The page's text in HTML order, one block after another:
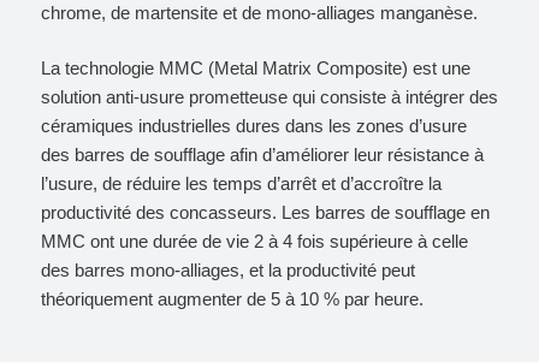
chrome, de martensite et de mono-alliages manganèse.
La technologie MMC (Metal Matrix Composite) est une
solution anti-usure prometteuse qui consiste à intégrer des
céramiques industrielles dures dans les zones d’usure
des barres de soufflage afin d’améliorer leur résistance à
l’usure, de réduire les temps d’arrêt et d’accroître la
productivité des concasseurs. Les barres de soufflage en
MMC ont une durée de vie 2 à 4 fois supérieure à celle
des barres mono-alliages, et la productivité peut
théoriquement augmenter de 5 à 10 % par heure.